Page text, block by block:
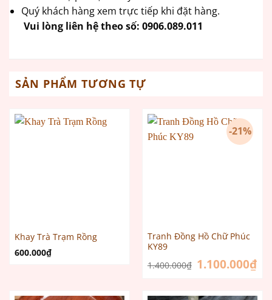
Quý khách hàng xem trực tiếp khi đặt hàng.
Vui lòng liên hệ theo số: 0906.089.011
SẢN PHẨM TƯƠNG TỰ
Khay Trà Trạm Rồng
600.000₫
-21%
Tranh Đồng Hồ Chữ Phúc
KY89
1.400.000₫ Giá
gốc
1.100.000₫Giá